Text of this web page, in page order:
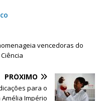
vencedoras do
PRÓXIMO
para o
Império